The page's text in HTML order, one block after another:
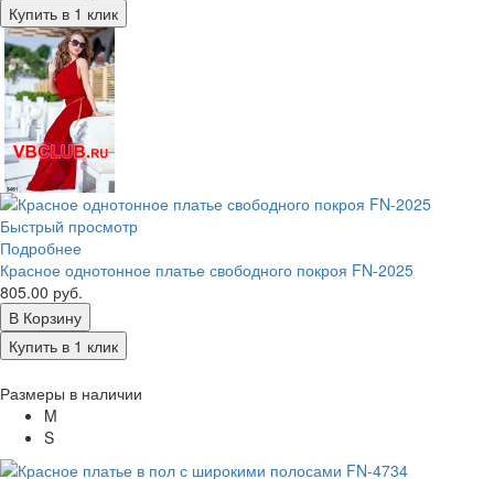
Купить в 1 клик
Быстрый просмотр
Подробнее
Красное однотонное платье свободного покроя FN-2025
805.00 руб.
В Корзину
Купить в 1 клик
Размеры в наличии
M
S